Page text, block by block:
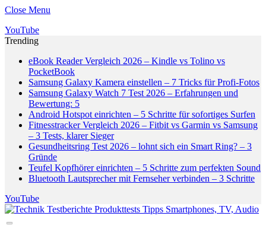
Close Menu
YouTube
Trending
eBook Reader Vergleich 2026 – Kindle vs Tolino vs
PocketBook
Samsung Galaxy Kamera einstellen – 7 Tricks für Profi-Fotos
Samsung Galaxy Watch 7 Test 2026 – Erfahrungen und
Bewertung: 5
Android Hotspot einrichten – 5 Schritte für sofortiges Surfen
Fitnesstracker Vergleich 2026 – Fitbit vs Garmin vs Samsung
– 3 Tests, klarer Sieger
Gesundheitsring Test 2026 – lohnt sich ein Smart Ring? – 3
Gründe
Teufel Kopfhörer einrichten – 5 Schritte zum perfekten Sound
Bluetooth Lautsprecher mit Fernseher verbinden – 3 Schritte
YouTube